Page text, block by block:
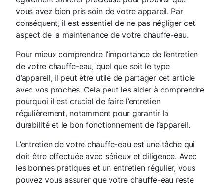
vous avez bien pris soin de votre appareil. Par
conséquent, il est essentiel de ne pas négliger cet
aspect de la maintenance de votre chauffe-eau.
Pour mieux comprendre l’importance de l’entretien
de votre chauffe-eau, quel que soit le type
d’appareil, il peut être utile de partager cet article
avec vos proches. Cela peut les aider à comprendre
pourquoi il est crucial de faire l’entretien
régulièrement, notamment pour garantir la
durabilité et le bon fonctionnement de l’appareil.
L’entretien de votre chauffe-eau est une tâche qui
doit être effectuée avec sérieux et diligence. Avec
les bonnes pratiques et un entretien régulier, vous
pouvez vous assurer que votre chauffe-eau reste